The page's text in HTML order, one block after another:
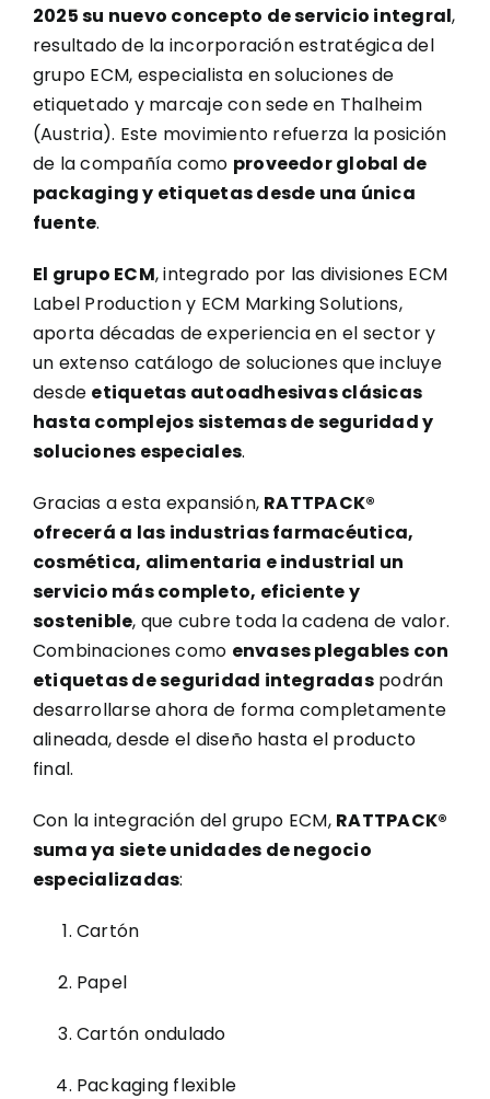
2025 su nuevo concepto de servicio integral,
resultado de la incorporación estratégica del
grupo ECM, especialista en soluciones de
etiquetado y marcaje con sede en Thalheim
(Austria). Este movimiento refuerza la posición
de la compañía como proveedor global de
packaging y etiquetas desde una única
fuente.
El grupo ECM, integrado por las divisiones ECM
Label Production y ECM Marking Solutions,
aporta décadas de experiencia en el sector y
un extenso catálogo de soluciones que incluye
desde etiquetas autoadhesivas clásicas
hasta complejos sistemas de seguridad y
soluciones especiales.
Gracias a esta expansión, RATTPACK®
ofrecerá a las industrias farmacéutica,
cosmética, alimentaria e industrial un
servicio más completo, eficiente y
sostenible, que cubre toda la cadena de valor.
Combinaciones como envases plegables con
etiquetas de seguridad integradaspodrán
desarrollarse ahora de forma completamente
alineada, desde el diseño hasta el producto
final.
Con la integración del grupo ECM, RATTPACK®
suma ya siete unidades de negocio
especializadas:
Cartón
Papel
Cartón ondulado
Packaging flexible